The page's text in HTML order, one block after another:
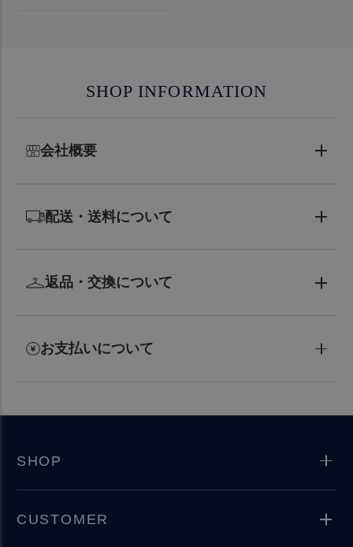
SHOP INFORMATION
会社概要
配送・送料について
返品・交換について
お支払いについて
SHOP
CUSTOMER